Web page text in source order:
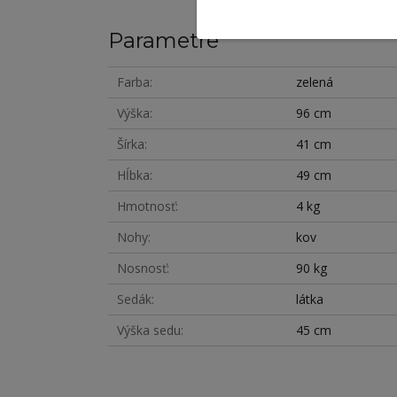
Parametre
Farba
zelená
Výška
96 cm
Šírka
41 cm
Hĺbka
49 cm
Hmotnosť
4 kg
Nohy
kov
Nosnosť
90 kg
Sedák
látka
Výška sedu
45 cm